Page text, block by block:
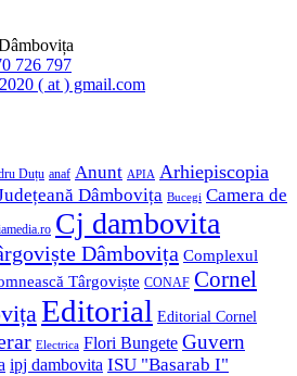
726 797Opens
in
( at ) gmail.comOpens
Duțu anaf Anunt APIA Arhiepiscopia
Dâmbovița Bucegi Camera de
Cj dambovita
Dâmbovița Complexul
Târgoviște CONAF Cornel
Editorial Editorial Cornel
Electrica Flori Bungete Guvern
ipj dambovita ISU "Basarab I"